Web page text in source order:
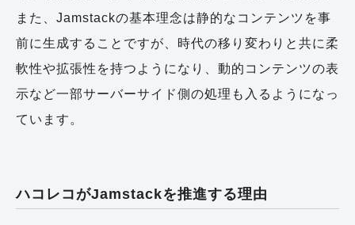
また、Jamstackの基本理念は静的なコンテンツを事
前に生成することですが、時代の移り変わりと共に柔
軟性や拡張性を持つようになり、動的コンテンツの表
示など一部サーバーサイド側の処理も入るようになっ
ています。
ハコレコがJamstackを推進する理由